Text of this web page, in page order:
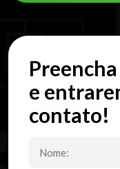
e
contato!